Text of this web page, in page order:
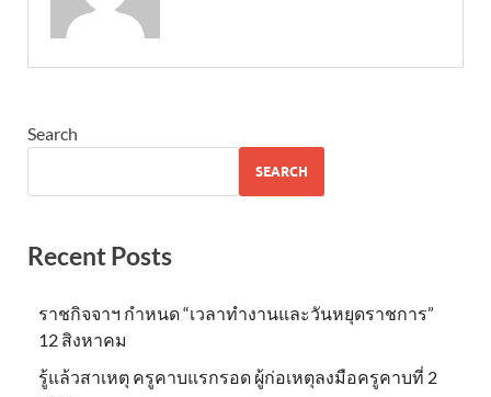
Search
SEARCH
Recent Posts
ราชกิจจาฯ กำหนด “เวลาทำงานและวันหยุดราชการ”
12 สิงหาคม
รู้แล้วสาเหตุ ครูคาบแรกรอด ผู้ก่อเหตุลงมือครูคาบที่ 2